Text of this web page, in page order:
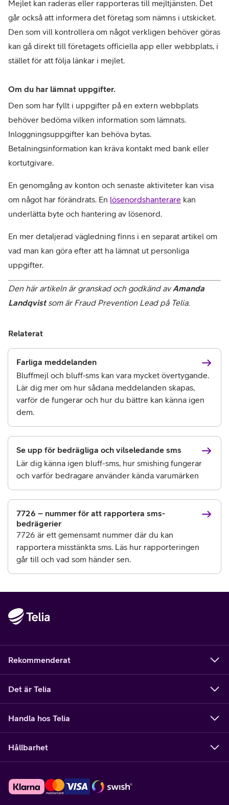
Mejlet kan raderas eller rapporteras till mejltjänsten. Det
går också att informera det företag som nämns i utskicket.
Den som vill kontrollera om något verkligen behöver göras
kan gå direkt till företagets officiella app eller webbplats, i
stället för att följa länkar i mejlet.
Om du har lämnat uppgifter.
Den som har fyllt i uppgifter på en extern webbplats
behöver bedöma vilken information som lämnats.
Inloggningsuppgifter kan behöva bytas.
Betalningsinformation kan kräva kontakt med bank eller
kortutgivare.
En genomgång av konton och senaste aktiviteter kan visa
om något har förändrats. En lösenordshanterare kan
underlätta byte och hantering av lösenord.
En mer detaljerad vägledning finns i en separat artikel om
vad man kan göra efter att ha lämnat ut personliga
uppgifter.
Den här artikeln är granskad och godkänd av Amanda
Landqvist som är Fraud Prevention Lead på Telia.
Relaterat
Farliga meddelanden
Bluffmejl och bluff‑sms kan vara mycket övertygande.
Lär dig mer om hur sådana meddelanden skapas,
varför de fungerar och hur du bättre kan känna igen
dem.
Se upp för bedrägliga och vilseledande sms
Lär dig känna igen bluff-sms, hur smishing fungerar
och varför bedragare använder kända varumärken
7726 – nummer för att rapportera sms-
bedrägerier
7726 är ett gemensamt nummer där du kan
rapportera misstänkta sms. Läs hur rapporteringen
går till och vad som händer sen.
Rekommenderat
Det är Telia
Handla hos Telia
Hållbarhet